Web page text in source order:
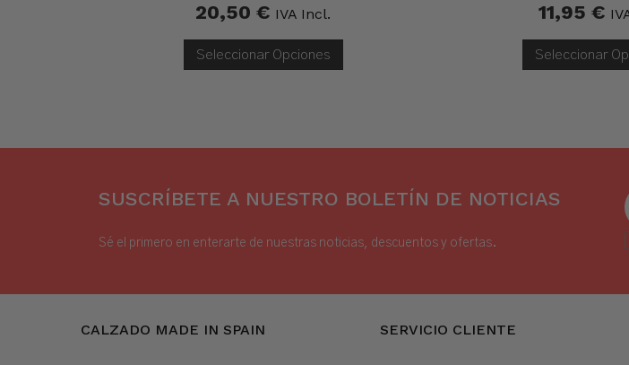
20,50€ IVA Incl.
Seleccionar Opciones
11,95 €
Seleccionar
SUSCRÍBETE A NUESTRO BOLETÍN DE NOTICIAS
Sé el primero en enterarte de nuestras noticias, descuentos y ofertas.
CALZADO MADE IN SPAIN SERVICIO CLIENTE